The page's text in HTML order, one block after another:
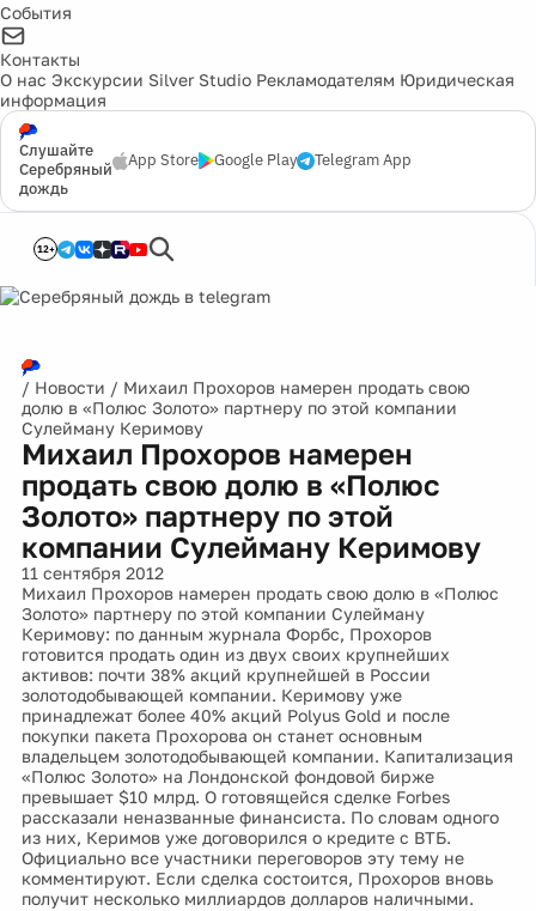
События
Контакты
О нас Экскурсии Silver Studio Рекламодателям Юридическая
информация
Слушайте
Серебряный
дождь
App Store Google Play Telegram App
12+
/ Новости / Михаил Прохоров намерен продать свою
долю в «Полюс Золото» партнеру по этой компании
Сулейману Керимову
Михаил Прохоров намерен
продать свою долю в «Полюс
Золото» партнеру по этой
компании Сулейману Керимову
11 сентября 2012
Михаил Прохоров намерен продать свою долю в «Полюс
Золото» партнеру по этой компании Сулейману
Керимову: по данным журнала Форбс, Прохоров
готовится продать один из двух своих крупнейших
активов: почти 38% акций крупнейшей в России
золотодобывающей компании. Керимову уже
принадлежат более 40% акций Polyus Gold и после
покупки пакета Прохорова он станет основным
владельцем золотодобывающей компании. Капитализация
«Полюс Золото» на Лондонской фондовой бирже
превышает $10 млрд. О готовящейся сделке Forbes
рассказали неназванные финансиста. По словам одного
из них, Керимов уже договорился о кредите с ВТБ.
Официально все участники переговоров эту тему не
комментируют. Если сделка состоится, Прохоров вновь
получит несколько миллиардов долларов наличными.